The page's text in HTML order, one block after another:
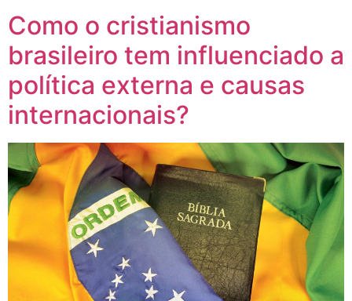
Como o cristianismo
brasileiro tem influenciado a
política externa e causas
internacionais?